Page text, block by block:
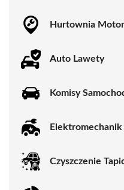
Hurtownia
Auto Lawety
Komisy
Elektromechanik
Czyszczenie